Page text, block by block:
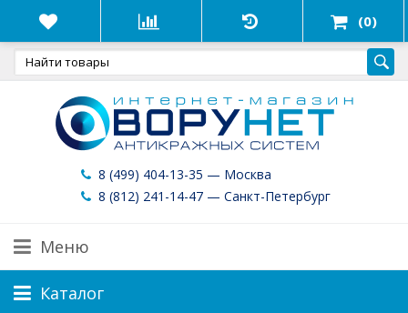
(0)
8 (499) 404-13-35 — Москва
8 (812) 241-14-47 — Санкт-Петербург
Меню
Каталог